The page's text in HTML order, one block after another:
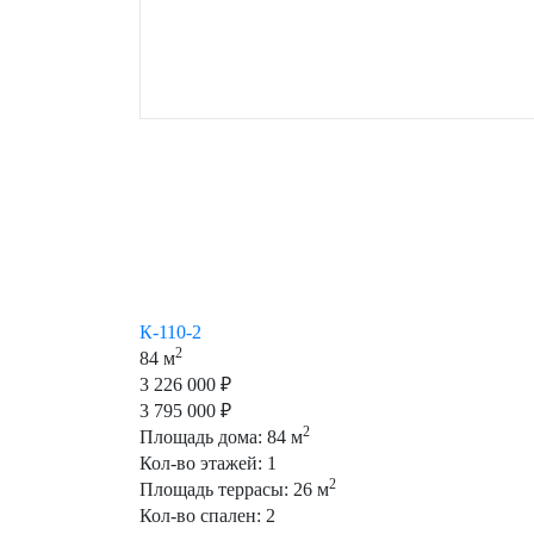
К-110-2
84 м2
3 226 000 ₽
3 795 000 ₽
Площадь дома: 84 м2
Кол-во этажей: 1
Площадь террасы: 26 м2
Кол-во спален: 2